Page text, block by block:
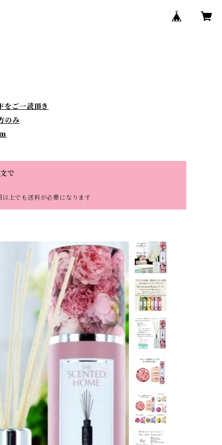
をご一読頂き
のみ
で
上でも送料が必要になります